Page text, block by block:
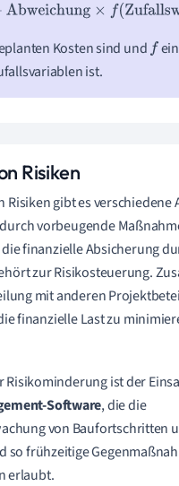
+Abweichung×f (Zufallswert)
Kosten sind undf
ist.
Risiken
Risiken gibt es verschiedene
vorbeugende
finanzielle Absicherung
zur Risikosteuerung.
mit anderen
finanzielle Last zu
Risikominderung ist der
Software, die die
von Baufortschritten
so frühzeitige
erlaubt.